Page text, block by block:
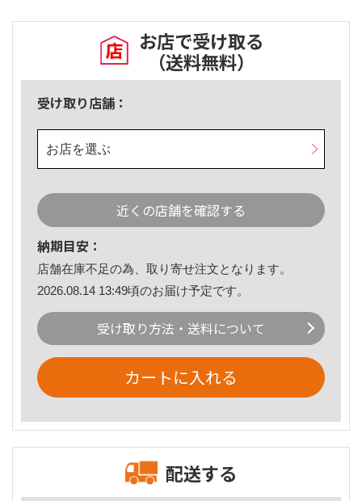
お店で受け取る
（送料無料）
受け取り店舗：
お店を選ぶ
近くの店舗を確認する
納期目安：
店舗在庫不足の為、取り寄せ注文となります。
2026.08.14 13:49頃のお届け予定です。
受け取り方法・送料について
カートに入れる
配送する